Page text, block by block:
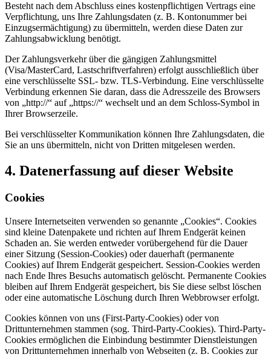
Besteht nach dem Abschluss eines kostenpflichtigen Vertrags eine
Verpflichtung, uns Ihre Zahlungsdaten (z. B. Kontonummer bei
Einzugsermächtigung) zu übermitteln, werden diese Daten zur
Zahlungsabwicklung benötigt.
Der Zahlungsverkehr über die gängigen Zahlungsmittel
(Visa/MasterCard, Lastschriftverfahren) erfolgt ausschließlich über
eine verschlüsselte SSL- bzw. TLS-Verbindung. Eine verschlüsselte
Verbindung erkennen Sie daran, dass die Adresszeile des Browsers
von „http://“ auf „https://“ wechselt und an dem Schloss-Symbol in
Ihrer Browserzeile.
Bei verschlüsselter Kommunikation können Ihre Zahlungsdaten, die
Sie an uns übermitteln, nicht von Dritten mitgelesen werden.
4. Datenerfassung auf dieser Website
Cookies
Unsere Internetseiten verwenden so genannte „Cookies“. Cookies
sind kleine Datenpakete und richten auf Ihrem Endgerät keinen
Schaden an. Sie werden entweder vorübergehend für die Dauer
einer Sitzung (Session-Cookies) oder dauerhaft (permanente
Cookies) auf Ihrem Endgerät gespeichert. Session-Cookies werden
nach Ende Ihres Besuchs automatisch gelöscht. Permanente Cookies
bleiben auf Ihrem Endgerät gespeichert, bis Sie diese selbst löschen
oder eine automatische Löschung durch Ihren Webbrowser erfolgt.
Cookies können von uns (First-Party-Cookies) oder von
Drittunternehmen stammen (sog. Third-Party-Cookies). Third-Party-
Cookies ermöglichen die Einbindung bestimmter Dienstleistungen
von Drittunternehmen innerhalb von Webseiten (z. B. Cookies zur